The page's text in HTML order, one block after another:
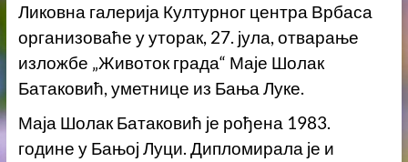
Ликовна галерија Културног центра Врбаса
организоваће у уторак, 27. јула, отварање
изложбе „Животок града“ Маје Шолак
Батаковић, уметнице из Бања Луке.
Маја Шолак Батаковић је рођена 1983.
године у Бањој Луци. Дипломирала је и